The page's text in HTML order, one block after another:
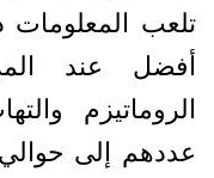
تلعب
أفضل عند
الروماتيزم
عددهم إلى